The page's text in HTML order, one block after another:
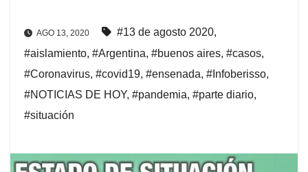
AGO 13, 2020 #13 de agosto 2020,
#aislamiento, #Argentina, #buenos aires, #casos,
#Coronavirus, #covid19, #ensenada, #Infoberisso,
#NOTICIAS DE HOY, #pandemia, #parte diario,
#situación